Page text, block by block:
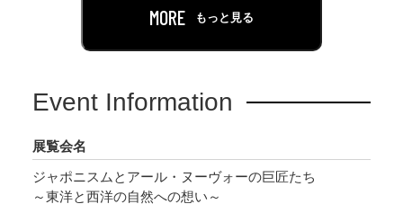
所有する貴重なガラス芸術コレクションの中か
ォー」と「ジャポニスム」の根底に共通する、
自然の植物や生き物へのどこまでも優しく、緻
密なまなざしです。生命の造形を単なる装飾と
MORE もっと見る
Event Information
展覧会名
ジャポニスムとアール・ヌーヴォーの巨匠たち
～東洋と西洋の自然への想い～